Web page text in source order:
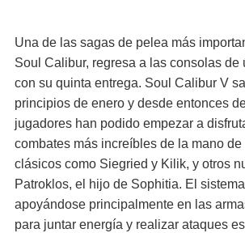
Una de las sagas de pelea más
Soul Calibur, regresa a las consolas de
con su quinta entrega. Soul Calibur V
principios de enero y desde entonces
jugadores han podido empezar a
combates más increíbles de la mano
clásicos como Siegried y Kilik, y otros
Patroklos, el hijo de Sophitia. El
apoyándose principalmente en las
para juntar energía y realizar ataques